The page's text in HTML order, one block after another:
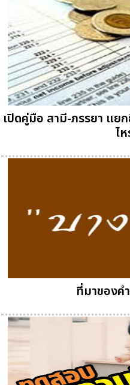
เปิดคู่มือ สามี-ภรรยา แย
ไ
ที่มาของค